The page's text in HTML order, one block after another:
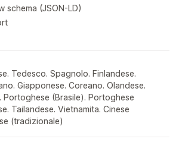
schema (JSON-LD)
Tedesco. Spagnolo. Finlandese.
Giapponese. Coreano. Olandese.
(Brasile). Portoghese
Tailandese. Vietnamita. Cinese
(tradizionale)